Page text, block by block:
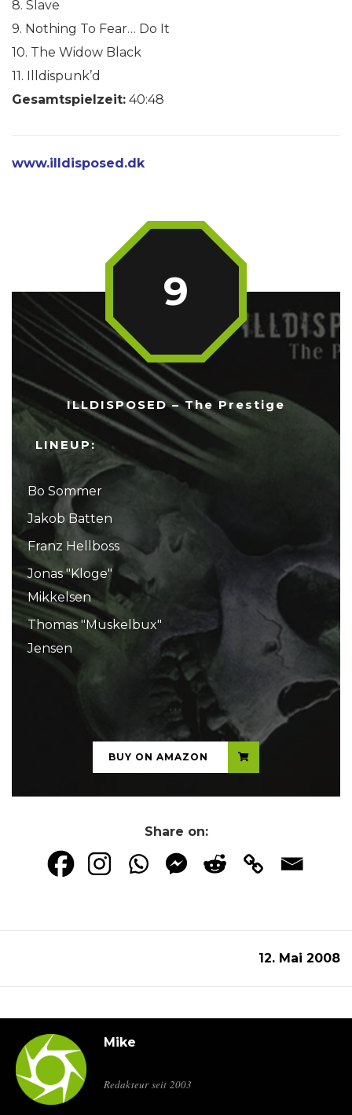
8. Slave
9. Nothing To Fear… Do It
10. The Widow Black
11. Illdispunk’d
Gesamtspielzeit: 40:48
www.illdisposed.dk
ILLDISPOSED – The Prestige
LINEUP:
Bo Sommer
Jakob Batten
Franz Hellboss
Jonas "Kloge"
Mikkelsen
Thomas "Muskelbux"
Jensen
9
...
BUY ON AMAZON
Share on:
12. Mai 2008
Mike
Redakteur seit 2003